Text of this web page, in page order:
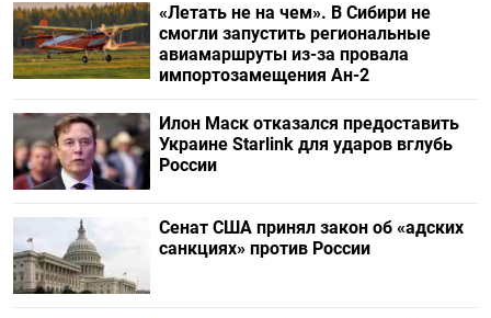
«Летать не на чем». В Сибири не
смогли запустить региональные
авиамаршруты из-за провала
импортозамещения Ан-2
Илон Маск отказался предоставить
Украине Starlink для ударов вглубь
России
Сенат США принял закон об «адских
санкциях» против России